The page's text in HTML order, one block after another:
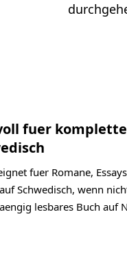
fuer komplette
fuer Romane,
Schwedisch, wenn
lesbares Buch auf